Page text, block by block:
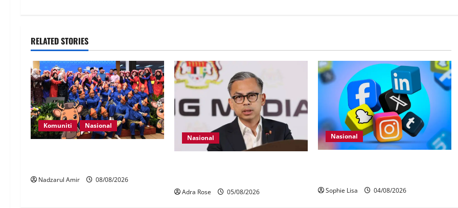
RELATED STORIES
Komuniti Nasional
Nadzarul Amir 08/08/2026
Nasional
Adra Rose 05/08/2026
Nasional
Sophie Lisa 04/08/2026